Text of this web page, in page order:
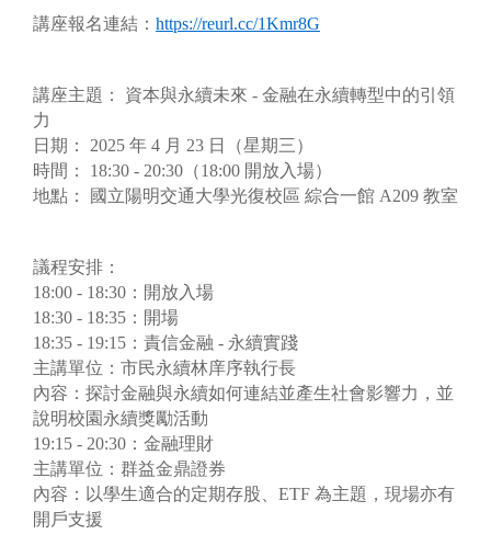
講座報名連結： https://reurl.cc/1Kmr8G
講座主題： 資本與永續未來 - 金融在永續轉型中的引領
力
日期： 2025 年 4 月 23 日（星期三）
時間： 18:30 - 20:30（18:00 開放入場）
地點： 國立陽明交通大學光復校區 綜合一館 A209 教室
議程安排：
18:00 - 18:30：開放入場
18:30 - 18:35：開場
18:35 - 19:15：責信金融 - 永續實踐
主講單位：市民永續林庠序執行長
內容：探討金融與永續如何連結並產生社會影響力，並
說明校園永續獎勵活動
19:15 - 20:30：金融理財
主講單位：群益金鼎證券
內容：以學生適合的定期存股、ETF 為主題，現場亦有
開戶支援